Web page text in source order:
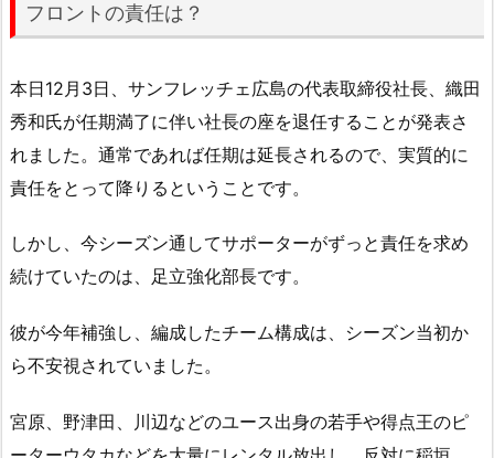
フロントの責任は？
本日12月3日、サンフレッチェ広島の代表取締役社長、織田
秀和氏が任期満了に伴い社長の座を退任することが発表さ
れました。通常であれば任期は延長されるので、実質的に
責任をとって降りるということです。
しかし、今シーズン通してサポーターがずっと責任を求め
続けていたのは、足立強化部長です。
彼が今年補強し、編成したチーム構成は、シーズン当初か
ら不安視されていました。
宮原、野津田、川辺などのユース出身の若手や得点王のピ